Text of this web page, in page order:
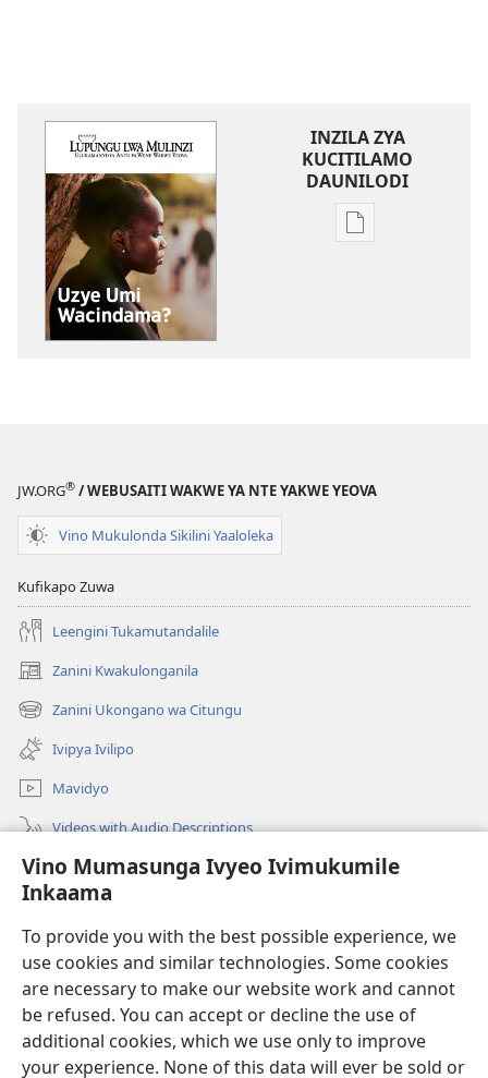
Vino Mumasunga Ivyeo Ivimukumile
Inkaama
To provide you with the best possible experience, we
use cookies and similar technologies. Some cookies
are necessary to make our website work and cannot
be refused. You can accept or decline the use of
additional cookies, which we use only to improve
your experience. None of this data will ever be sold or
INZILA ZYA
KUCITILAMO
DAUNILODI
Vya
JW.ORG® / WEBUSAITI WAKWE YA NTE YAKWE YEOVA
Vino Mukulonda Sikilini Yaaloleka
Kufikapo Zuwa
Leengini Tukamutandalile
Zanini Kwakulonganila
(opens
new
window)
Zanini Ukongano wa Citungu
(opens
new
window)
Ivipya Ivilipo
Mavidyo
Videos with Audio Descriptions
Londini
(opens
window)Watchtower LAIBULALE WA PA INTANETI
(opens
new
window)JW Hub ®
(opens
new